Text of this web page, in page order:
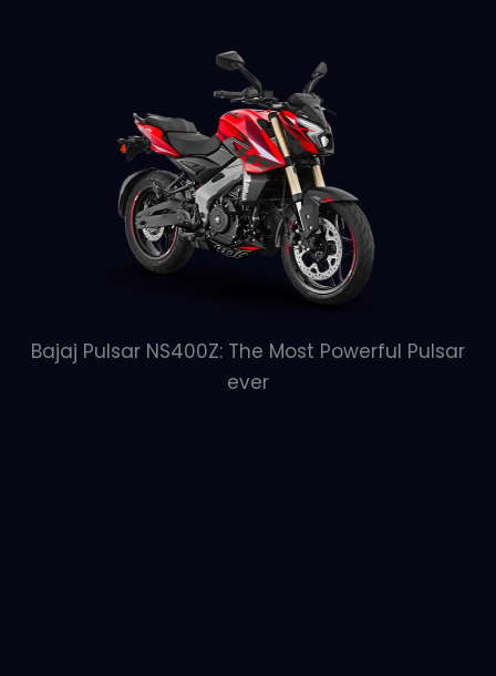
Bajaj Pulsar NS400Z: The Most Powerful Pulsar
ever